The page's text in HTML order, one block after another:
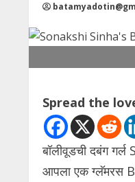
Spread the
बॉलीवूडची दबंग
आपला एक ग्लॅमरस